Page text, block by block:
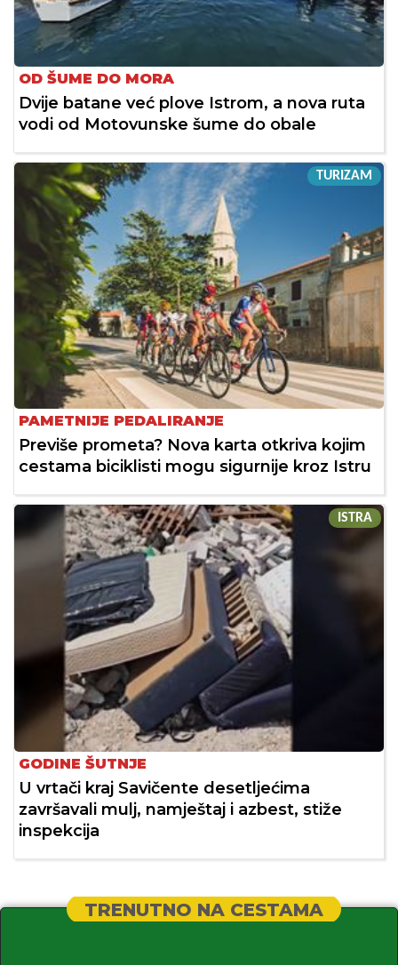
OD ŠUME DO MORA
Dvije batane već plove Istrom, a nova ruta
vodi od Motovunske šume do obale
TURIZAM
PAMETNIJE PEDALIRANJE
Previše prometa? Nova karta otkriva kojim
cestama biciklisti mogu sigurnije kroz Istru
ISTRA
GODINE ŠUTNJE
U vrtači kraj Savičente desetljećima
završavali mulj, namještaj i azbest, stiže
inspekcija
TRENUTNO NA CESTAMA